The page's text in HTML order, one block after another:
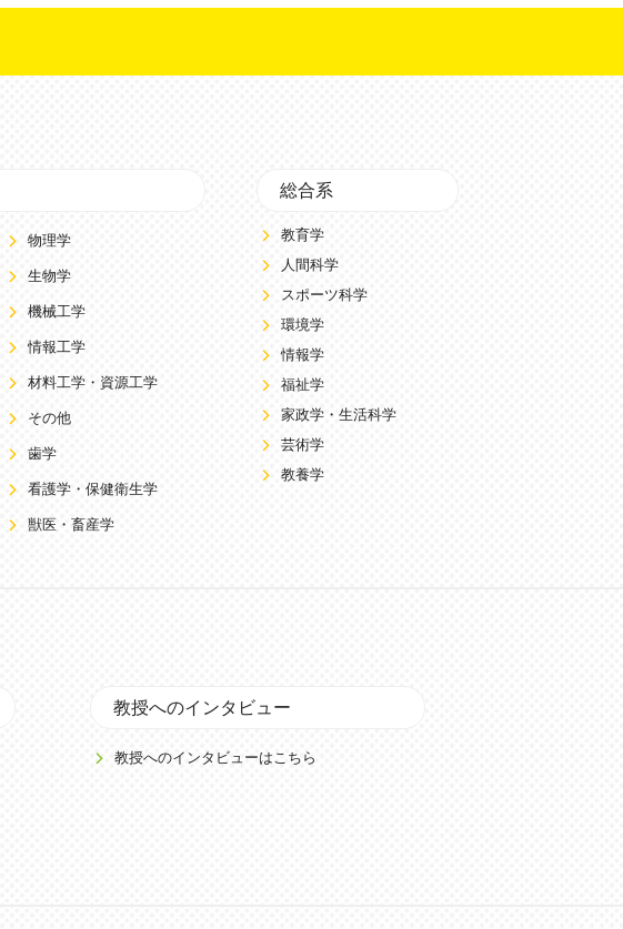
物理学
生物学
機械工学
情報工学
材料工学・資源工学
その他
歯学
看護学・保健衛生学
獣医・畜産学
総合系
教育学
人間科学
スポーツ科学
環境学
情報学
福祉学
家政学・生活科学
芸術学
教養学
教授へのインタビュー
教授へのインタビューはこちら